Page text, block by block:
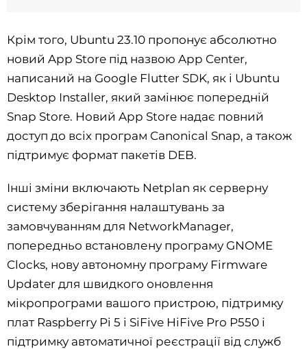
Крім того, Ubuntu 23.10 пропонує абсолютно
новий App Store під назвою App Center,
написаний на Google Flutter SDK, як і Ubuntu
Desktop Installer, який замінює попередній
Snap Store. Новий App Store надає повний
доступ до всіх програм Canonical Snap, а також
підтримує формат пакетів DEB.
Інші зміни включають Netplan як серверну
систему зберігання налаштувань за
замовчуванням для NetworkManager,
попередньо встановлену програму GNOME
Clocks, нову автономну програму Firmware
Updater для швидкого оновлення
мікропрограми вашого пристрою, підтримку
плат Raspberry Pi 5 і SiFive HiFive Pro P550 і
підтримку автоматичної реєстрації від служб